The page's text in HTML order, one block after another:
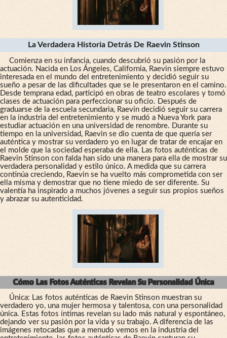
La Verdadera Historia Detrás De Raevin Stinson
Comienza en su infancia, cuando descubrió su pasión por la
actuación. Nacida en Los Ángeles, California, Raevin siempre estuvo
interesada en el mundo del entretenimiento y decidió seguir su
sueño a pesar de las dificultades que se le presentaron en el camino.
Desde temprana edad, participó en obras de teatro escolares y tomó
clases de actuación para perfeccionar su oficio. Después de
graduarse de la escuela secundaria, Raevin decidió seguir su carrera
en la industria del entretenimiento y se mudó a Nueva York para
estudiar actuación en una universidad de renombre. Durante su
tiempo en la universidad, Raevin se dio cuenta de que quería ser
auténtica y mostrar su verdadero yo en lugar de tratar de encajar en
el molde que la sociedad esperaba de ella. Las fotos auténticas de
Raevin Stinson con falda han sido una manera para ella de mostrar su
verdadera personalidad y estilo único. A medida que su carrera
continúa creciendo, Raevin se ha vuelto más comprometida con ser
ella misma y demostrar que no tiene miedo de ser diferente. Su
valentía ha inspirado a muchos jóvenes a seguir sus propios sueños
y abrazar su autenticidad.
Cómo Las Fotos Auténticas Revelan Su Personalidad Única
Única: Las fotos auténticas de Raevin Stinson muestran su
verdadero yo, una mujer hermosa y talentosa, con una personalidad
única. Estas fotos íntimas revelan su lado más natural y espontáneo,
dejando ver su pasión por la vida y su trabajo. A diferencia de las
imágenes retocadas que a menudo vemos en la industria del